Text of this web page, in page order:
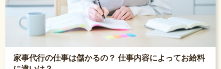
家事代行の仕事は儲かるの？ 仕事内容によってお給料